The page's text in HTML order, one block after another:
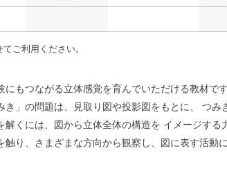
ご利用ください。
もつながる立体感覚を育んでいただける教材で
き」の問題は、見取り図や投影図をもとに、 つ
解くには、図から立体全体の構造を イメージす
り、さまざまな方向から観察し、図に表す活動